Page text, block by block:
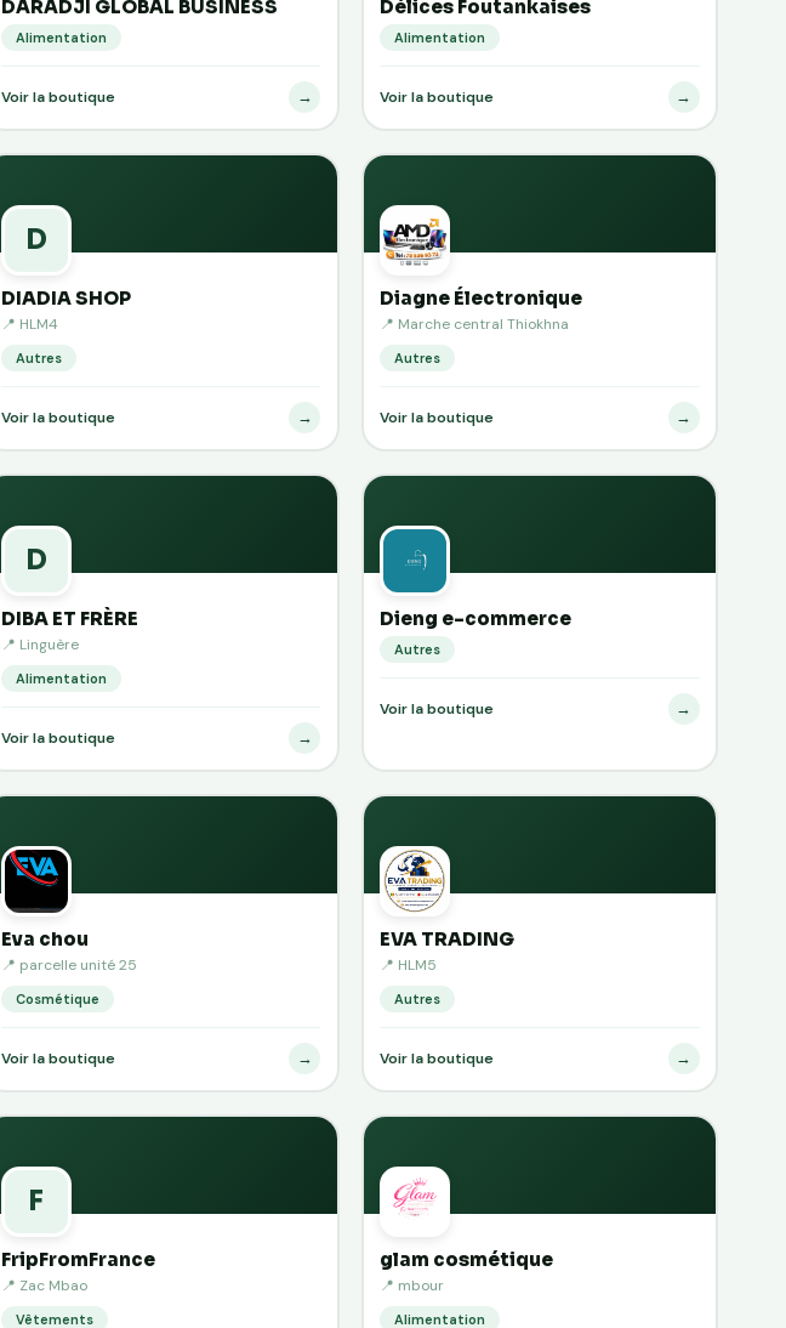
DARADJI GLOBAL BUSINESS
Alimentation
Voir la boutique →
Délices Foutankaises
Alimentation
Voir la boutique →
D
DIADIA SHOP
📍 HLM4
Autres
Voir la boutique →
Diagne Électronique
📍 Marche central Thiokhna
Autres
Voir la boutique →
D
DIBA ET FRÈRE
📍 Linguère
Alimentation
Voir la boutique →
Dieng e-commerce
Autres
Voir la boutique →
Eva chou
📍 parcelle unité 25
Cosmétique
Voir la boutique →
EVA TRADING
📍 HLM5
Autres
Voir la boutique →
F
FripFromFrance
📍 Zac Mbao
Vêtements
glam cosmétique
📍 mbour
Alimentation